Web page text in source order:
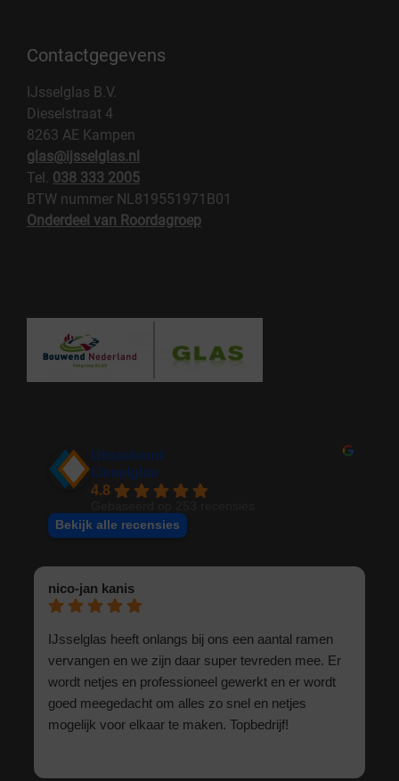
Contactgegevens
IJsselglas B.V.
Dieselstraat 4
8263 AE Kampen
glas@ijsselglas.nl
Tel. 038 333 2005
BTW nummer NL819551971B01
Onderdeel van Roordagroep
Uitstekend
IJsselglas
4.8
Bekijk alle recensies
nico-jan kanis
IJsselglas heeft onlangs bij ons een aantal ramen
vervangen en we zijn daar super tevreden mee. Er
wordt netjes en professioneel gewerkt en er wordt
goed meegedacht om alles zo snel en netjes
mogelijk voor elkaar te maken. Topbedrijf!